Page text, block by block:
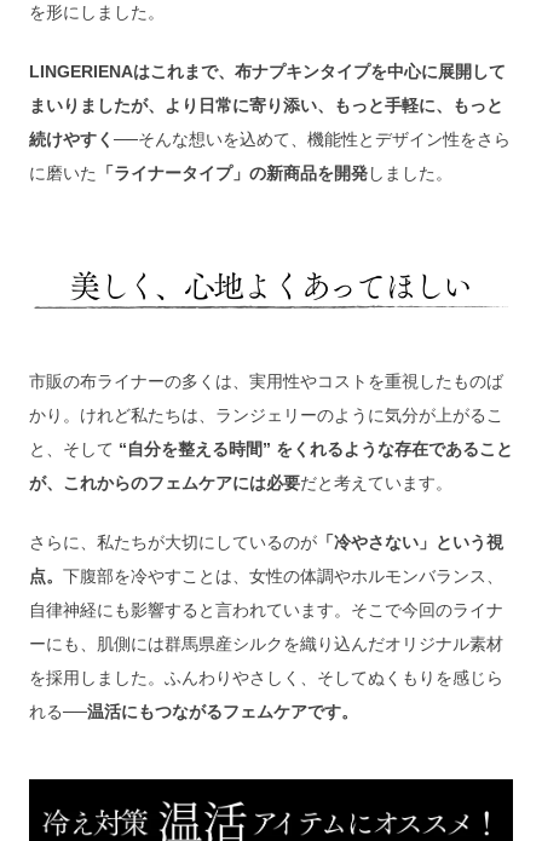
を形にしました。
LINGERIENAはこれまで、布ナプキンタイプを中心に展開して
まいりましたが、より日常に寄り添い、もっと手軽に、もっと
続けやすく──そんな想いを込めて、機能性とデザイン性をさら
に磨いた
「ライナータイプ」の新商品を開発しました。
市販の布ライナーの多くは、実用性やコストを重視したものば
かり。けれど私たちは、ランジェリーのように気分が上がるこ
と、そして “自分を整える時間” をくれるような存在であること
が、これからのフェムケアには必要だと考えています。
さらに、私たちが大切にしているのが 「冷やさない」という視
点。 下腹部を冷やすことは、女性の体調やホルモンバランス、
自律神経にも影響すると言われています。そこで今回のライナ
ーにも、肌側には群馬県産シルクを織り込んだオリジナル素材
を採用しました。ふんわりやさしく、そしてぬくもりを感じら
れる──温活にもつながるフェムケアです。